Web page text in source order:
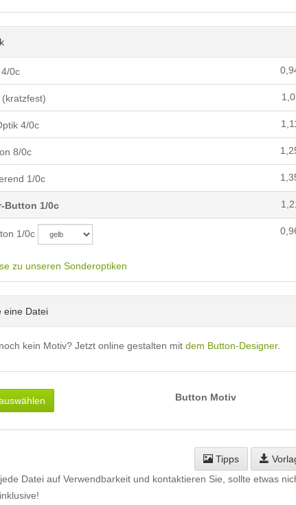
0c
4/0c
8/0c
1/0c
Button 1/0c
1/0c
zu unseren Sonderoptiken
eine Datei
kein Motiv? Jetzt online gestalten mit dem Button-Designer.
Button Motiv
Tipps
Datei auf Verwendbarkeit und kontaktieren Sie, sollte etwas